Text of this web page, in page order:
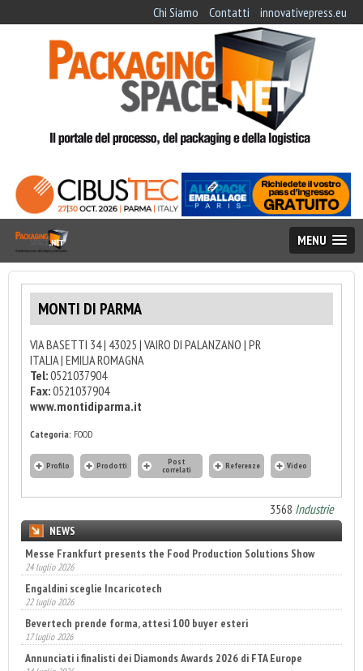
Chi Siamo Contatti innovativepress.eu
MENU
MONTI DI PARMA
VIA BASETTI 34 | 43025 | VAIRO DI PALANZANO | PR
ITALIA | EMILIA ROMAGNA
Tel:0521037904
Fax:0521037904
www.montidiparma.it
Categoria: FOOD
Profilo Prodotti Post
correlati Referenze Video
3568 Industrie
NEWS
Messe Frankfurt presents the Food Production Solutions Show
24 luglio 2026
Engaldini sceglie Incaricotech
22 luglio 2026
Bevertech prende forma, attesi 100 buyer esteri
17 luglio 2026
Annunciati i finalisti dei Diamonds Awards 2026 di FTA Europe
14 luglio 2026